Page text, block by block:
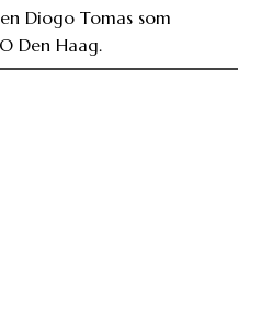
Diogo Tomas som
Den Haag.